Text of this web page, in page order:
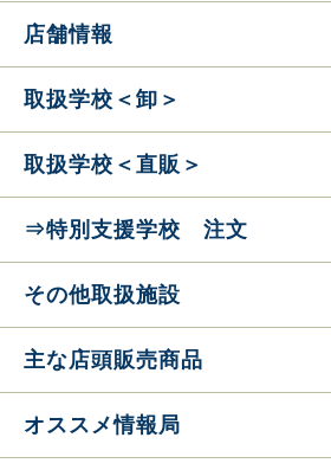
店舗情報
取扱学校＜卸＞
取扱学校＜直販＞
⇒特別支援学校 注文
その他取扱施設
主な店頭販売商品
オススメ情報局